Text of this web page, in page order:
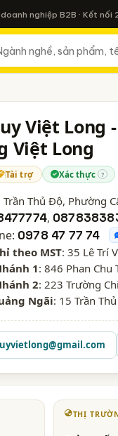
nghiệp B2B · Kết nối
Việt Long
Việt Long
Tài trợ Xác thực ?
Trần Thủ Độ, Phường
,
0978 47 77 74
theo MST: 35 Lê Trí
1: 846 Phan Chu
2: 223 Trường
Ngãi: 15 Trần
THỊ